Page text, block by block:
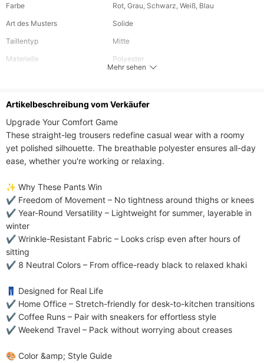
Farbe
Rot, Grau, Schwarz, Weiß, Blau
Art des Musters
Solide
Taillentyp
Mitte
Materielle
Polyester
Reinigung
Enthaltene Komponenten
Ein Stück
Hose mit Knopfleiste
Elastischer Bund
Jahreszeit
Mehr sehen
Artikelbeschreibung vom Verkäufer
Upgrade Your Comfort Game​​
These ​​straight-leg trousers​​ redefine casual wear with a ​​roomy
yet polished silhouette​​. The ​​breathable polyester​​ ensures all-day
ease, whether you're working or relaxing.
​​✨ Why These Pants Win​​
✔ ​​Freedom of Movement​​ – No tightness around thighs or knees
✔ ​​Year-Round Versatility​​ – Lightweight for summer, layerable in
winter
✔ ​​Wrinkle-Resistant Fabric​​ – Looks crisp even after hours of
sitting
✔ ​​8 Neutral Colors​​ – From office-ready black to relaxed khaki
​​👖 Designed for Real Life​​
✔ ​​Home Office​​ – Stretch-friendly for desk-to-kitchen transitions
✔ ​​Coffee Runs​​ – Pair with sneakers for effortless style
✔ ​​Weekend Travel​​ – Pack without worrying about creases
​​🎨 Color &amp; Style Guide​​